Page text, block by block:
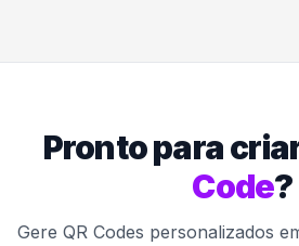
Pronto para
Code?
Gere QR Codes personalizados